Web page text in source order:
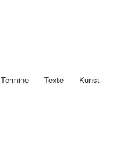
Termine Texte Kunst